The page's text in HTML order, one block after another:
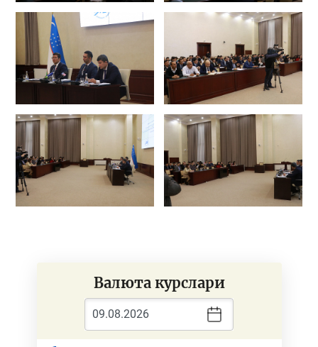
Валюта курслари